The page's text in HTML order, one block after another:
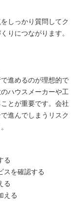
しっかり質問してク
りにつながります。
進めるのが理想的で
ハウスメーカーや工
とが重要です。会社
進んでしまうリスク
る
スを確認する
る
える